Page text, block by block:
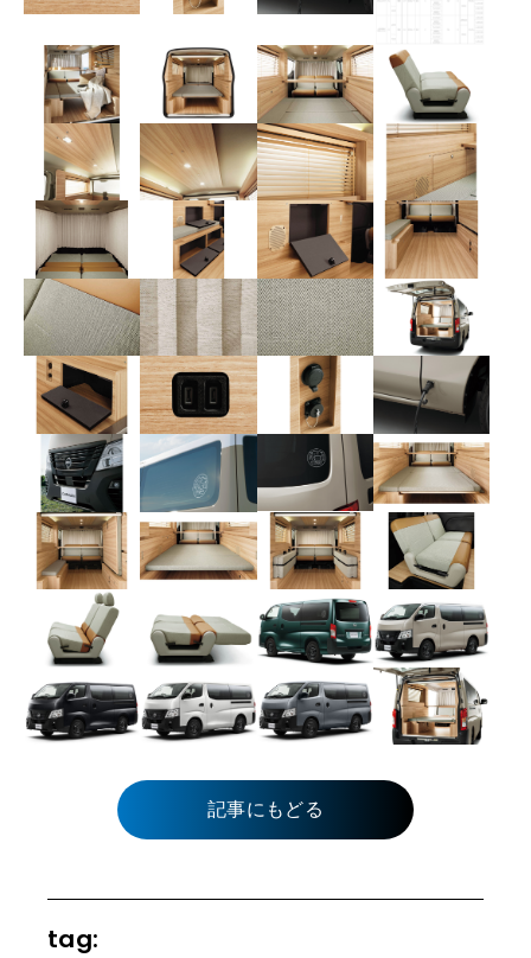
記事にもどる
tag: